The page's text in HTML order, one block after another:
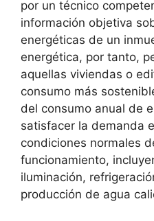
por un técnico
información objetiva
energéticas de un
energética, por tanto,
aquellas viviendas o
consumo más
del consumo anual de
satisfacer la demanda
condiciones normales
funcionamiento,
iluminación,
producción de agua